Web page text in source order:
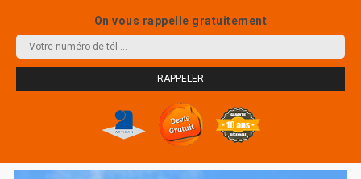
On vous rappelle gratuitement